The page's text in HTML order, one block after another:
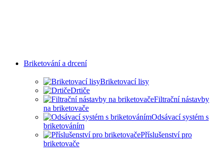
Briketování a drcení
Briketovací lisy
Drtiče
Filtrační nástavby
na briketovače
Odsávací systém s
briketováním
Příslušenství pro
briketovače